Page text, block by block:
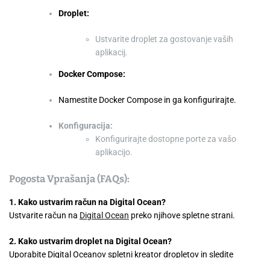
Droplet:
Ustvarite droplet za gostovanje vaših
aplikacij.
Docker Compose:
Namestite Docker Compose in ga konfigurirajte.
Konfiguracija:
Konfigurirajte dostopne porte za vašo
aplikacijo.
Pogosta Vprašanja (FAQs):
1. Kako ustvarim račun na Digital Ocean?
Ustvarite račun na Digital Ocean preko njihove spletne strani.
2. Kako ustvarim droplet na Digital Ocean?
Uporabite Digital Oceanov spletni kreator dropletov in sledite